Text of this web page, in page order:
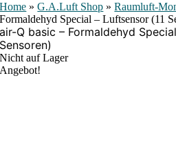
Home »G.A.Luft Shop »Raumluft-
Formaldehyd Special – Luftsensor (11
air-Q basic – Formaldehyd
Sensoren)
Nicht auf Lager
Angebot!